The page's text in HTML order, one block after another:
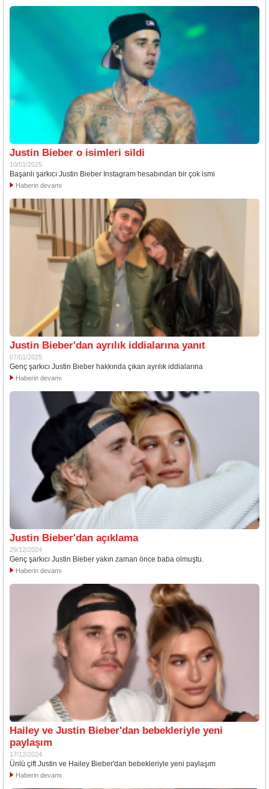
Justin Bieber o isimleri sildi
10/01/2025
Başarılı şarkıcı Justin Bieber Instagram hesabından bir çok ismi
Haberin devamı
Justin Bieber'dan ayrılık iddialarına yanıt
07/01/2025
Genç şarkıcı Justin Bieber hakkında çıkan ayrılık iddialarına
Haberin devamı
Justin Bieber'dan açıklama
29/12/2024
Genç şarkıcı Justin Bieber yakın zaman önce baba olmuştu.
Haberin devamı
Hailey ve Justin Bieber'dan bebekleriyle yeni
paylaşım
17/12/2024
Ünlü çift Justin ve Hailey Bieber'dan bebekleriyle yeni paylaşım
Haberin devamı